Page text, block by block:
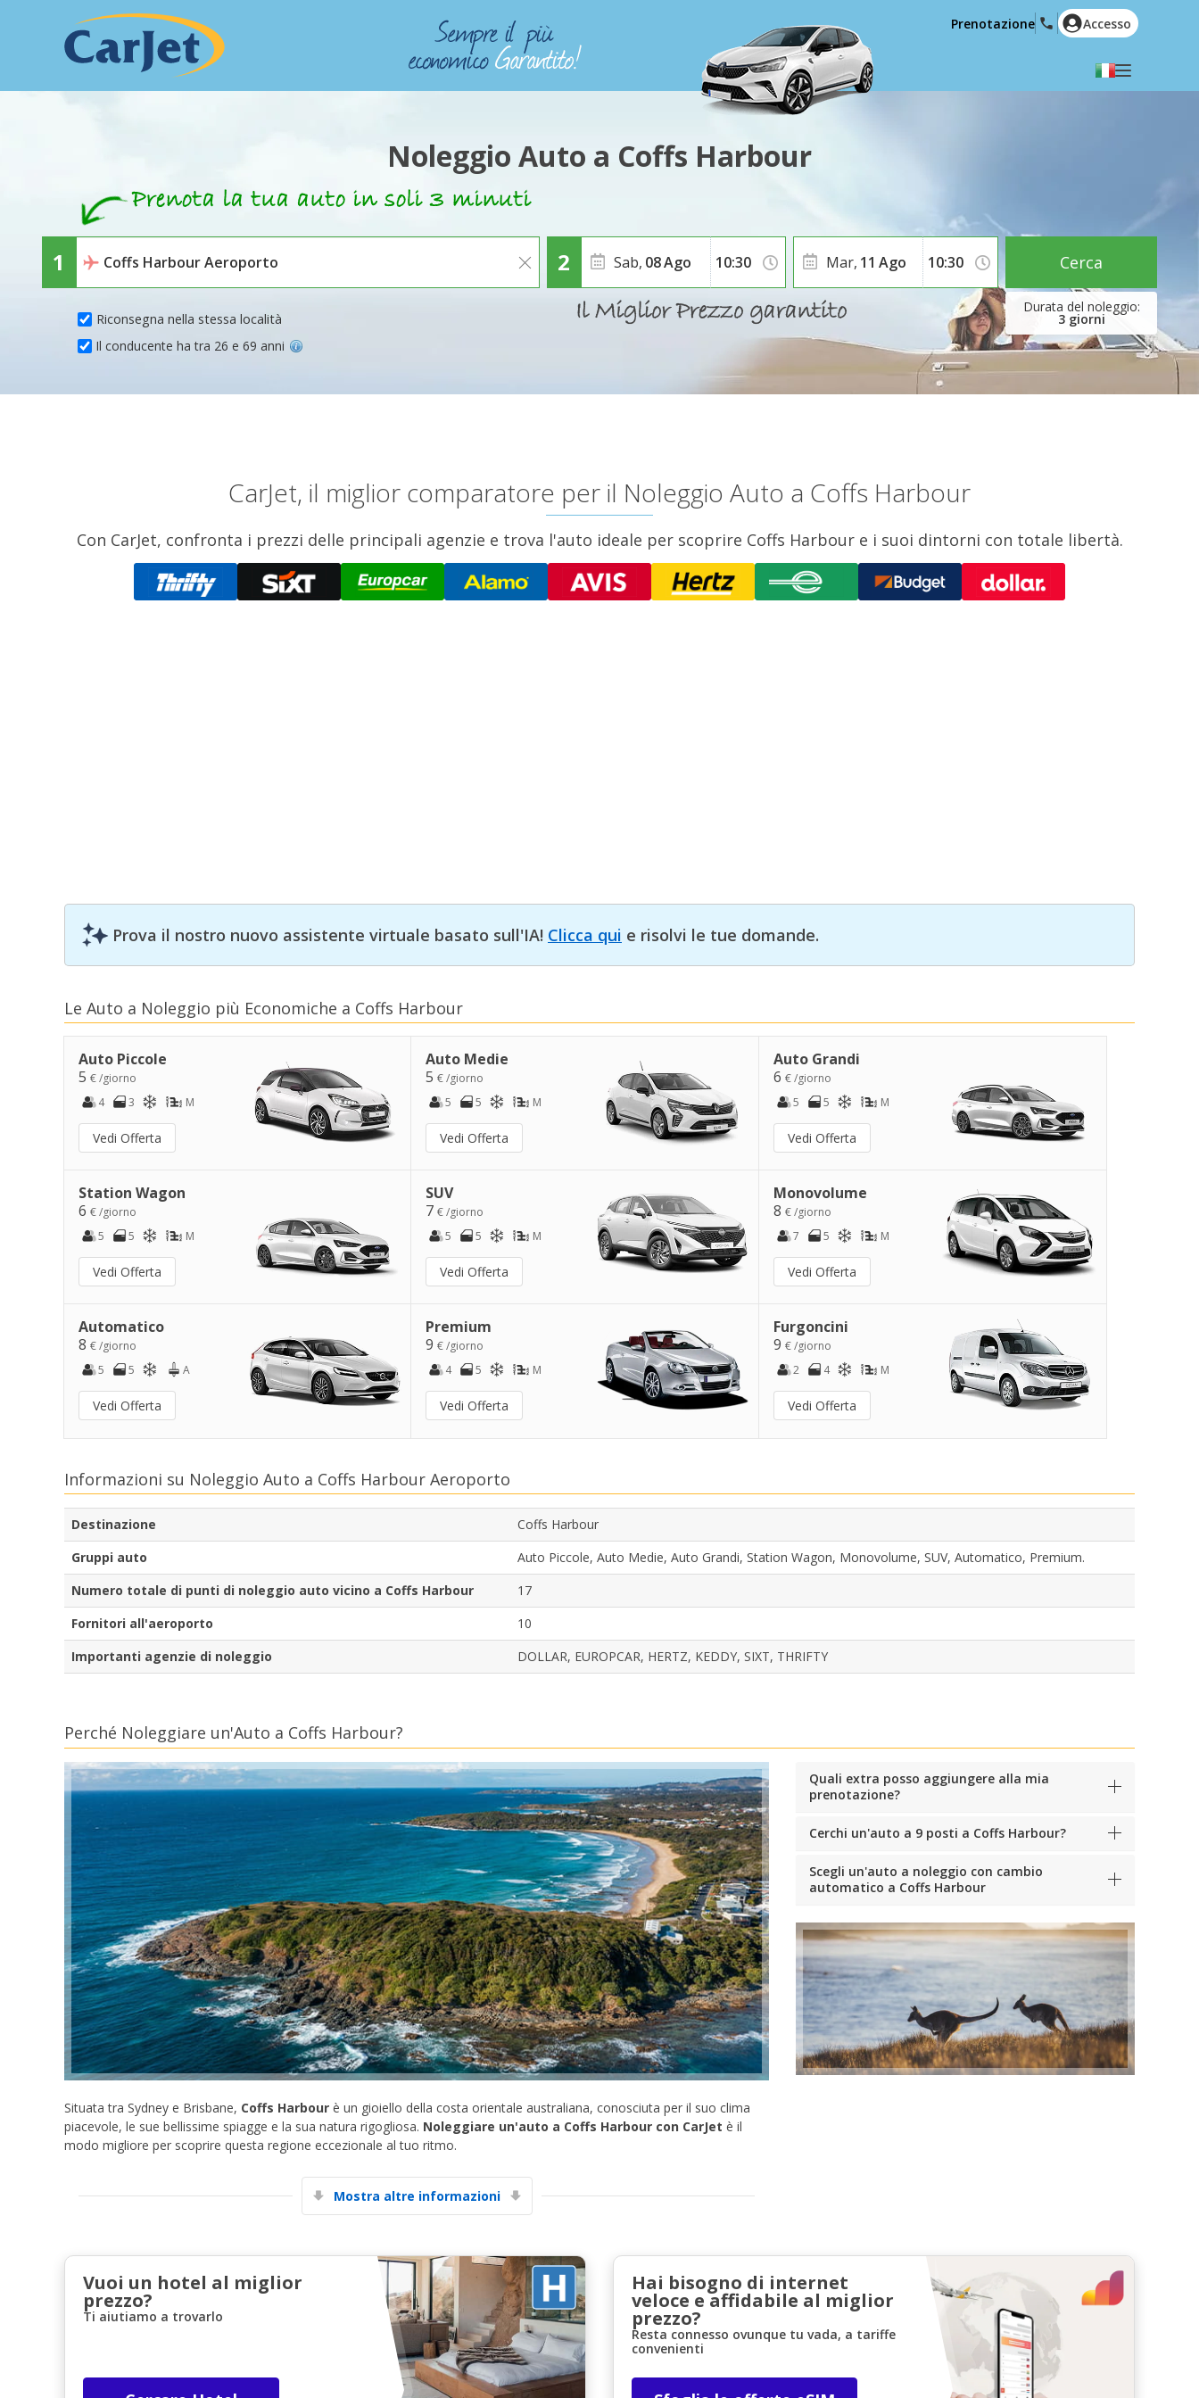
Accedi alle offerte esclusive dei nostri fornitori
Accedi con eLink
English (US)
Polski
Română
Ελληνικά
Hrvatski
العربية
Prenotazione Accesso
Noleggio Auto a Coffs Harbour
Riconsegna nella stessa località
Sab, 08Ago
3 giorni
Mar, 11 Ago
Il conducente ha tra 26 e 69 anni
Cerca
CarJet, il miglior comparatore per il Noleggio Auto a Coffs Harbour
Con CarJet, confronta i prezzi delle principali agenzie e trova l'auto ideale per scoprire Coffs Harbour e i suoi dintorni con totale libertà.
Prova il nostro nuovo assistente virtuale basato sull'IA! Clicca qui e risolvi le tue domande.
Le Auto a Noleggio più Economiche a Coffs Harbour
Auto Piccole
5 € /giorno
4
3 M
Vedi Offerta
Auto Medie
5€ /giorno
5
5 M
Vedi Offerta
Auto Grandi
6 € /giorno
5
5 M
Vedi Offerta
Station Wagon
6 € /giorno
5
5 M
Vedi Offerta
SUV
7€ /giorno
5
5 M
Vedi Offerta
Monovolume
8 € /giorno
7
5 M
Vedi Offerta
Automatico
8 € /giorno
5
5 A
Vedi Offerta
Premium
9€ /giorno
4
5 M
Vedi Offerta
Furgoncini
9 € /giorno
2
4 M
Vedi Offerta
Informazioni su Noleggio Auto a Coffs Harbour Aeroporto
Destinazione
Coffs Harbour
Gruppi auto
Auto Piccole, Auto Medie, Auto Grandi, Station Wagon, Monovolume, SUV, Automatico, Premium.
Numero totale di punti di noleggio auto vicino a Coffs Harbour
17
Fornitori all'aeroporto
10
Importanti agenzie di noleggio
DOLLAR, EUROPCAR, HERTZ, KEDDY, SIXT, THRIFTY
Perché Noleggiare un'Auto a Coffs Harbour?
Situata tra Sydney e Brisbane, Coffs Harbour è un gioiello della costa orientale australiana, conosciuta per il suo clima
piacevole, le sue bellissime spiagge e la sua natura rigogliosa. Noleggiare un'auto a Coffs Harbour con CarJet è il
modo migliore per scoprire questa regione eccezionale al tuo ritmo.
Mostra altre informazioni
Quali extra posso aggiungere alla mia
prenotazione?
Cerchi un'auto a 9 posti a Coffs Harbour?
Scegli un'auto a noleggio con cambio
automatico a Coffs Harbour
Vuoi un hotel al miglior
prezzo?
Ti aiutiamo a trovarlo
Hai bisogno di internet
veloce e affidabile al miglior
prezzo?
Resta connesso ovunque tu vada, a tariffe
convenienti